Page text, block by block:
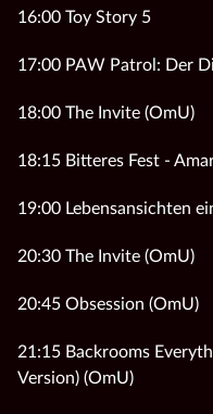
16:00 Toy Story 5
17:00 PAW Patrol: Der
18:00 The Invite (OmU)
18:15 Bitteres Fest -
19:00 Lebensansichten
20:30 The Invite (OmU)
20:45 Obsession (OmU)
21:15 Backrooms
Version) (OmU)